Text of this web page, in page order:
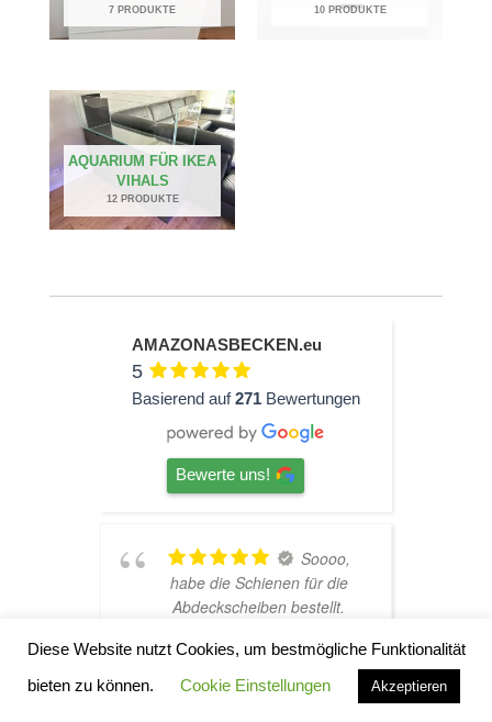
7 PRODUKTE 10 PRODUKTE
AQUARIUM FÜR IKEA
VIHALS
12 PRODUKTE
AMAZONASBECKEN.eu
5
Basierend auf271 Bewertungen
Bewerte uns!
Soooo,
habe die Schienen für die
Abdeckscheiben bestellt.
völlig verkackt. Ich war
darüber wirklich sauer, weil
Diese Website nutzt Cookies, um bestmögliche Funktionalität
bieten zu können.
Cookie Einstellungen Akzeptieren